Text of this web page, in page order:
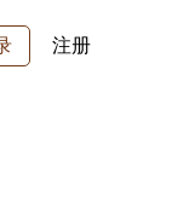
注册